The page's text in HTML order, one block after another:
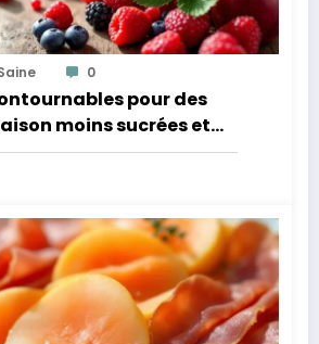
0
pour des
moins sucrées et